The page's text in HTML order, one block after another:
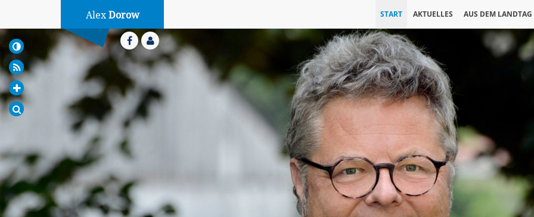
AlexDorow START AKTUELLES AUS DEM LANDTAG